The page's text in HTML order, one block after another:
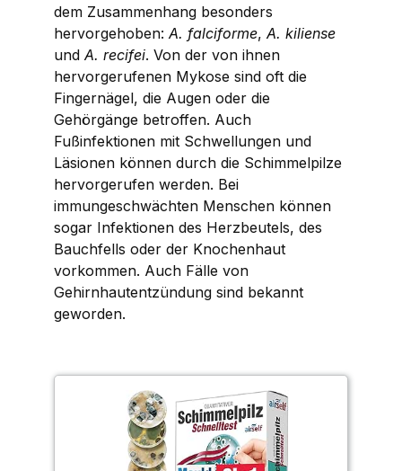
dem Zusammenhang besonders
hervorgehoben:A. falciforme,A. kiliense
undA. recifei. Von der von ihnen
hervorgerufenen Mykose sind oft die
Fingernägel, die Augen oder die
Gehörgänge betroffen. Auch
Fußinfektionen mit Schwellungen und
Läsionen können durch die Schimmelpilze
hervorgerufen werden. Bei
immungeschwächten Menschen können
sogar Infektionen des Herzbeutels, des
Bauchfells oder der Knochenhaut
vorkommen. Auch Fälle von
Gehirnhautentzündung sind bekannt
geworden.